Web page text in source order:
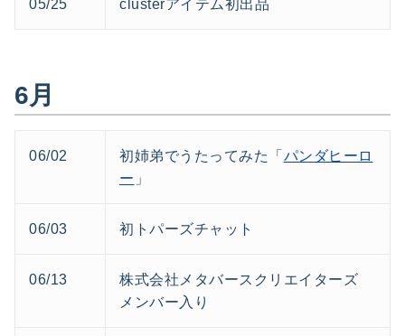
05/25 clusterアイテム初出品
6月
06/02 初姉弟でうたってみた「 パンダヒーロ
ー 」
06/03 初トパーズチャット
06/13
株式会社メタバースクリエイターズ
メンバー入り